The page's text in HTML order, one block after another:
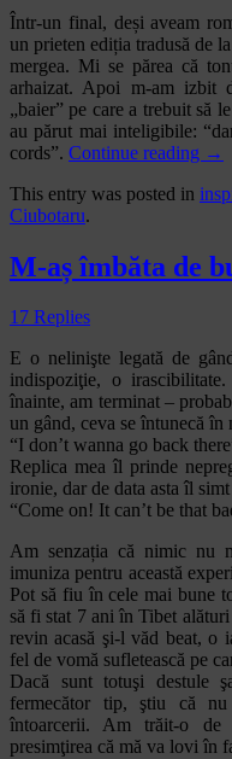
Într-un final, deși aveam
un prieten ediția tradusă de
mergea. Mi se părea că
arhaizat. Apoi m-am izbit
„baier” pe care a trebuit să
au părut mai inteligibile:
cords”. Continue reading →
This entry was posted in
Ciubotaru.
M-aș îmbăta de
17 Replies
E o nelinişte legată de
indispoziţie, o
înainte, am terminat –
un gând, ceva se întunecă
“I don’t wanna go back
Replica mea îl prinde
ironie, dar de data asta îl
“Come on! It can’t be that
Am senzația că nimic nu
imuniza pentru această
Pot să fiu în cele mai bune
să fi stat 7 ani în Tibet
revin acasă şi-l văd beat, o
fel de vomă sufletească pe
Dacă sunt totuşi destule
fermecător tip, ştiu că
întoarcerii. Am trăit-o de
presimţirea că mă va lovi în